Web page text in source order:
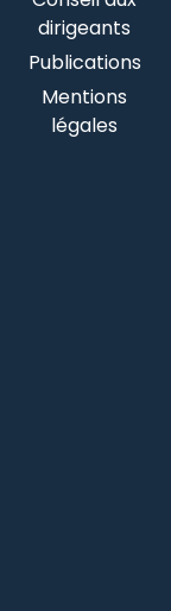
dirigeants
Publications
Mentions
légales